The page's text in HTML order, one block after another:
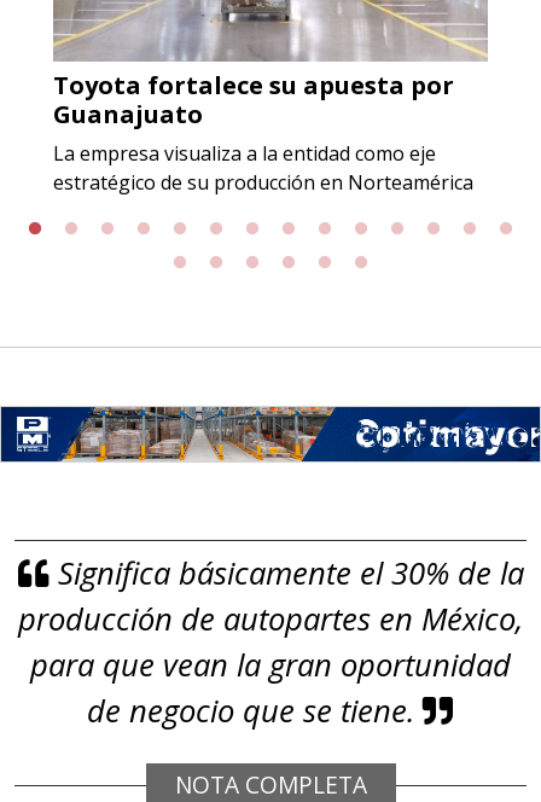
Aplicar al Requerimiento
Empresa en Jalisco
Requiere:
GRAFITO LAMINADO EN
ROLLO
Especificaciones:
gestión ambiental.
Empresa en Jalisco
Requiere:
Especificaciones:
De alta pureza y composición
Garantizar composición química y
Toyota fortalece su apuesta por
Guanajuato
La empresa visualiza a la entidad como eje
estratégico de su producción en Norteamérica
Significa básicamente el 30% de la
producción de autopartes en México,
para que vean la gran oportunidad
de negocio que se tiene.
NOTA COMPLETA